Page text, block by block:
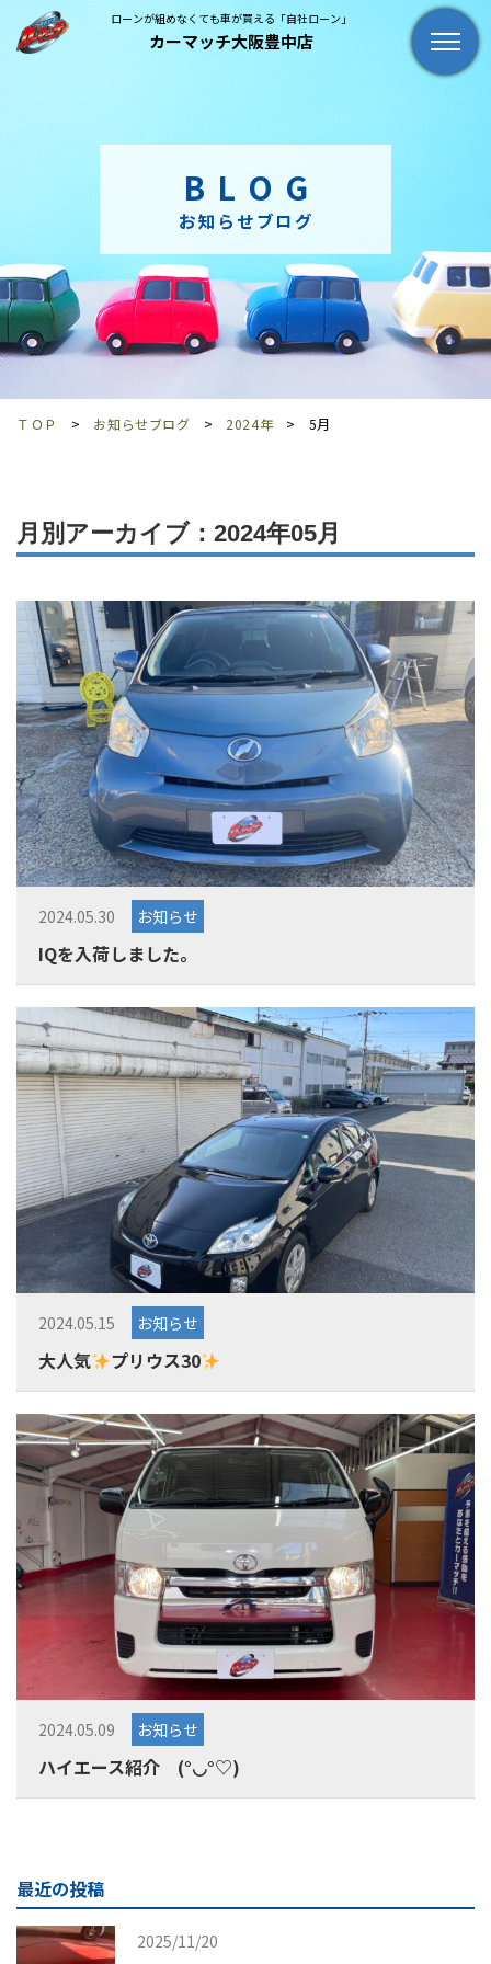
ローンが組めなくても車が買える「自社ローン」
カーマッチ大阪豊中店
BLOG
お知らせブログ
ＴＯＰ お知らせブログ 2024年 5月
月別アーカイブ：2024年05月
2024.05.30 お知らせ
IQを入荷しました。
2024.05.15 お知らせ
大人気 プリウス30
2024.05.09 お知らせ
ハイエース紹介 (°◡°♡)
最近の投稿
2025/11/20